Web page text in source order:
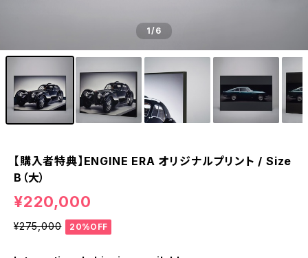
1/6
【購入者特典】ENGINE ERA オリジナルプリント / Size
B（大）
¥220,000
¥275,000 20%OFF